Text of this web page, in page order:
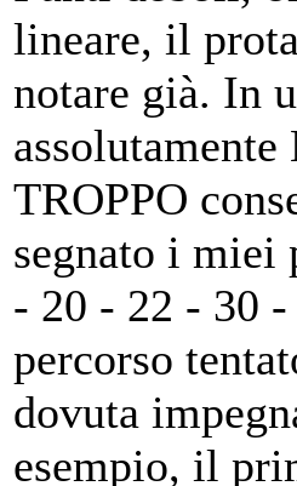
lineare, il
notare già. In
TROPPO
segnato i miei
- 20 - 22 - 30
percorso
dovuta
esempio, il